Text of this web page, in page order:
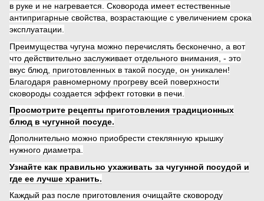
в руке и не нагревается. Сковорода имеет естественные
антипригарные свойства, возрастающие с увеличением срока
эксплуатации.
Преимущества чугуна можно перечислять бесконечно, а вот
что действительно заслуживает отдельного внимания, - это
вкус блюд, приготовленных в такой посуде, он уникален!
Благодаря равномерному прогреву всей поверхности
сковороды создается эффект готовки в печи.
Просмотрите рецепты приготовления традиционных
блюд в чугунной посуде.
Дополнительно можно приобрести стеклянную крышку
нужного диаметра.
Узнайте как правильно ухаживать за чугунной посудой и
где ее лучше хранить.
Каждый раз после приготовления очищайте сковороду